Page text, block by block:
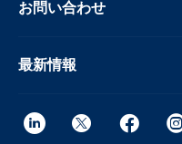
お問い合わせ
最新情報